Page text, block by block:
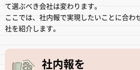
て選ぶべき会社は変わります。
ここでは、社内報で実現したいことに合わ
社を紹介します。
社内報を